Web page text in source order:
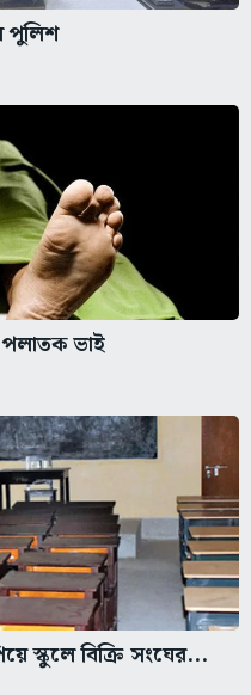
পুলিশ
পলাতক ভাই
স্কুলে বিক্রি সংঘের...